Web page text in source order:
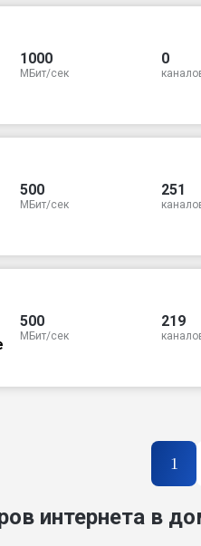
1000
МБит/сек
0
500
МБит/сек
251
500
МБит/сек
219
1
интернета в